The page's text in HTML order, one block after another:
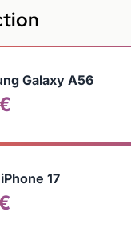
Galaxy A56
17